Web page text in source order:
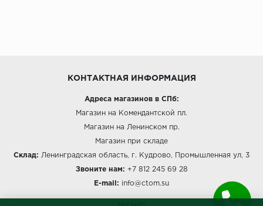
КОНТАКТНАЯ ИНФОРМАЦИЯ
Адреса магазинов в СПб:
Магазин на Комендантской пл.
Магазин на Ленинском пр.
Магазин при складе
Склад: Ленинградская область, г. Кудрово, Промышленная ул, 3
Звоните нам: +7 812 245 69 28
E-mail: info@ctom.su